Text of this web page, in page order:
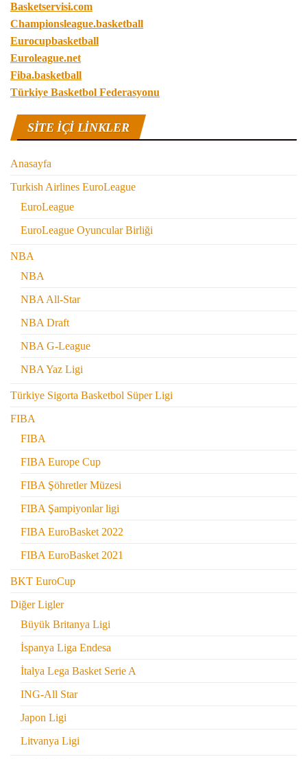
Basketservisi.com
Championsleague.basketball
Eurocupbasketball
Euroleague.net
Fiba.basketball
Türkiye Basketbol Federasyonu
SITE IÇI LINKLER
Anasayfa
Turkish Airlines EuroLeague
EuroLeague
EuroLeague Oyuncular Birliği
NBA
NBA
NBA All-Star
NBA Draft
NBA G-League
NBA Yaz Ligi
Türkiye Sigorta Basketbol Süper Ligi
FIBA
FIBA
FIBA Europe Cup
FIBA Şöhretler Müzesi
FIBA Şampiyonlar ligi
FIBA EuroBasket 2022
FIBA EuroBasket 2021
BKT EuroCup
Diğer Ligler
Büyük Britanya Ligi
İspanya Liga Endesa
İtalya Lega Basket Serie A
ING-All Star
Japon Ligi
Litvanya Ligi